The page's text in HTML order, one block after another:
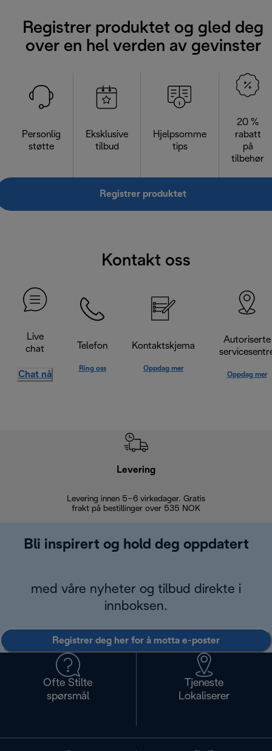
Registrer produktet og gled deg
over en hel verden av gevinster
Personlig
støtte
Eksklusive
tilbud
Hjelpsomme
tips
20 %
rabatt
på
tilbehør
Registrer produktet
Kontakt oss
Live
chat
Chat nå
Telefon
Ring oss
Kontaktskjema
Oppdag mer
Autoriserte
Oppdag mer
Levering
Levering innen 5–6 virkedager. Gratis
frakt på bestillinger over 535 NOK
Bli inspirert og hold deg oppdatert
med våre nyheter og tilbud direkte i
innboksen.
Registrer deg her for å motta e-poster
Ofte Stilte
spørsmål
Tjeneste
Lokaliserer